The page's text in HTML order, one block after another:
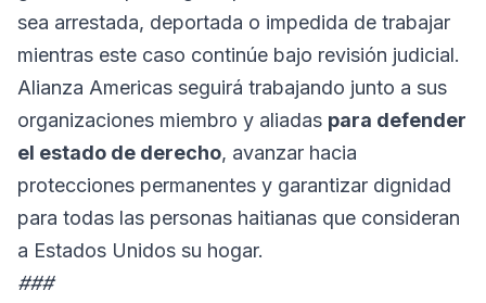
sea arrestada, deportada o impedida de trabajar
mientras este caso continúe bajo revisión judicial.
Alianza Americas seguirá trabajando junto a sus
organizaciones miembro y aliadas para defender
el estado de derecho, avanzar hacia
protecciones permanentes y garantizar dignidad
para todas las personas haitianas que consideran
a Estados Unidos su hogar.
###